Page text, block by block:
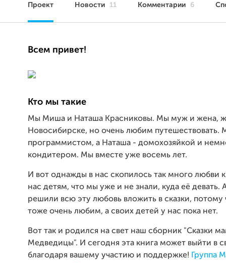
Проект Новости 11 Комментарии 6
Всем привет!
Кто мы такие
Мы Миша и Наташа Красниковы. Мы муж и жена,
Новосибирске, но очень любим путешествовать.
программистом, а Наташа - домохозяйкой и
кондитером. Мы вместе уже восемь лет.
И вот однажды в нас скопилось так много
нас детям, что мы уже и не знали, куда её девать.
решили всю эту любовь вложить в сказки, потому
тоже очень любим, а своих детей у нас пока нет.
Вот так и родился на свет наш сборник "Сказки
Медведицы". И сегодня эта книга может выйти в
благодаря вашему участию и поддержке!
Группа